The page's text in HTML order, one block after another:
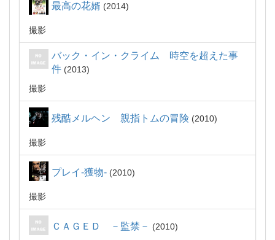
最高の花婿 2014
撮影
バック・イン・クライム 時空を超えた事
件
2013
撮影
残酷メルヘン 親指トムの冒険 2010
撮影
プレイ‐獲物‐ 2010
撮影
ＣＡＧＥＤ －監禁－ 2010